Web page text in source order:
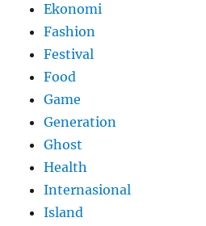
Ekonomi
Fashion
Festival
Food
Game
Generation
Ghost
Health
Internasional
Island